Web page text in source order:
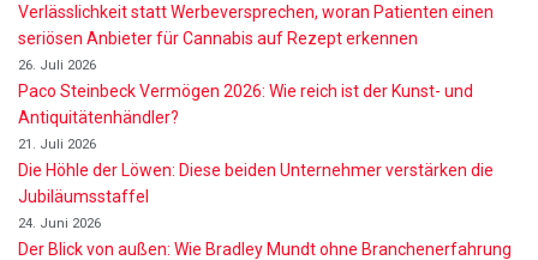
Verlässlichkeit statt Werbeversprechen, woran Patienten einen
seriösen Anbieter für Cannabis auf Rezept erkennen
26. Juli 2026
Paco Steinbeck Vermögen 2026: Wie reich ist der Kunst- und
Antiquitätenhändler?
21. Juli 2026
Die Höhle der Löwen: Diese beiden Unternehmer verstärken die
Jubiläumsstaffel
24. Juni 2026
Der Blick von außen: Wie Bradley Mundt ohne Branchenerfahrung